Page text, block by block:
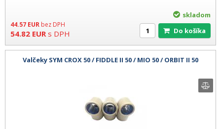
44.57 EUR bez DPH
54.82 EUR s DPH
skladom
Do košíka
Valčeky SYM CROX 50 / FIDDLE II 50 / MIO 50 / ORBIT II 50